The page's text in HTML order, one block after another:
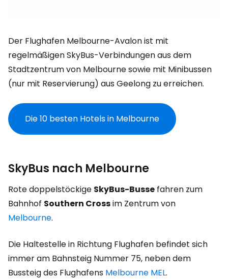
Der Flughafen Melbourne-Avalon ist mit
regelmäßigen SkyBus-Verbindungen aus dem
Stadtzentrum von Melbourne sowie mit Minibussen
(nur mit Reservierung) aus Geelong zu erreichen.
Die 10 besten Hotels in Melbourne
SkyBus nach Melbourne
Rote doppelstöckige SkyBus-Busse fahren zum
Bahnhof Southern Crossim Zentrum von
Melbourne.
Die Haltestelle in Richtung Flughafen befindet sich
immer am Bahnsteig Nummer 75, neben dem
Bussteig des Flughafens Melbourne MEL.